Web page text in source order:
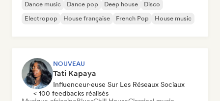
Dance music Dance pop Deep house
Disco
Electropop
House française French Pop House music
NOUVEAU
Tati Kapaya
Influenceur·euse Sur Les Réseaux Sociaux
< 100 feedbacks réalisés